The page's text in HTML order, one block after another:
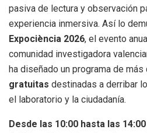
pasiva de lectura y observación
experiencia inmersiva. Así lo
Expociència 2026, el evento
comunidad investigadora
ha diseñado un programa de más
gratuitas destinadas a derribar
el laboratorio y la ciudadanía.
Desde las 10:00 hasta las